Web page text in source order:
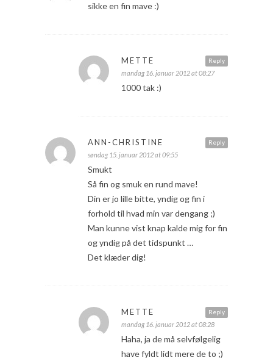
sikke en fin mave :)
Reply
METTE
mandag 16. januar 2012 at 08:27
1000 tak :)
Reply
ANN-CHRISTINE
søndag 15. januar 2012 at 09:55
Smukt
Så fin og smuk en rund mave!
Din er jo lille bitte, yndig og fin i
forhold til hvad min var dengang ;)
Man kunne vist knap kalde mig for fin
og yndig på det tidspunkt …
Det klæder dig!
Reply
METTE
mandag 16. januar 2012 at 08:28
Haha, ja de må selvfølgelig
have fyldt lidt mere de to ;)